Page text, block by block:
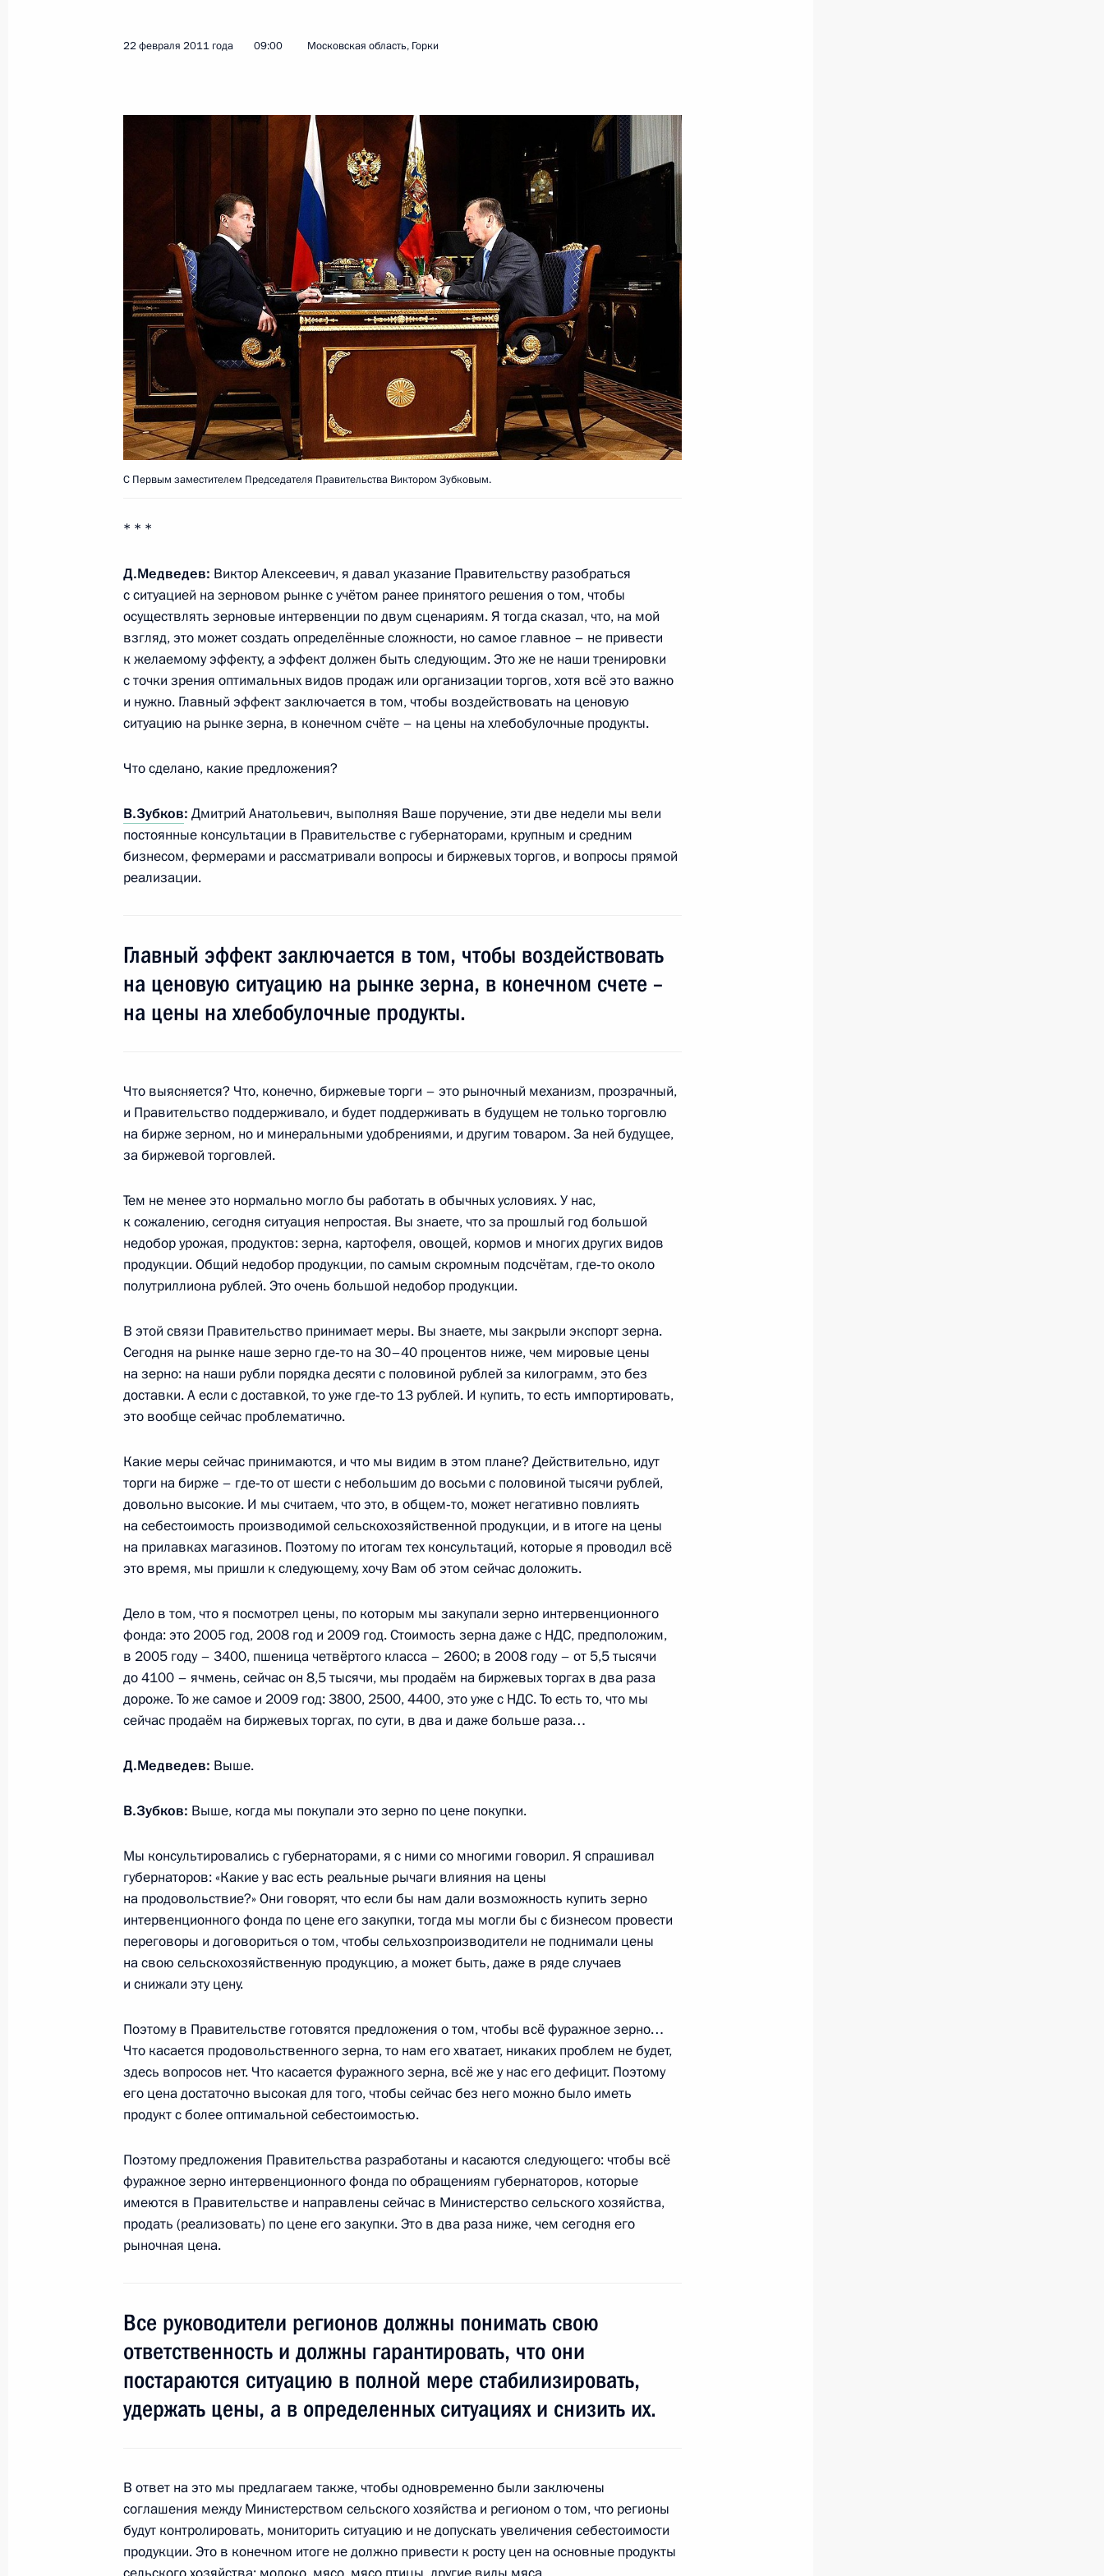
23 февраля 2011 года, среда
Указ о награждении орденом Кутузова 45-го отдельного
гвардейского полка специального назначения Воздушно-
десантных войск
23 февраля 2011 года, 11:30
Президент вручил главам Владивостока, Тихвина и Твери
грамоты о присвоении звания «Город воинской славы»
23 февраля 2011 года, 11:00 Москва, Кремль
6
22 февраля 2011 года, вторник
22 февраля 2011 года, 20:30
Дмитрий Медведев провёл во Владикавказе заседание
Национального антитеррористического комитета
22 февраля 2011 года, 16:00 Владикавказ
10
22 февраля 2011 года, 11:00
Рабочая встреча с Первым заместителем Председателя
21 февраля 2011 года, понедельник
Президент поручил детально проработать возможности
21 февраля 2011 года, 18:45
Дмитрий Медведев передал Звезду Героя России родителям
21 февраля 2011 года, 18:00 Москва, Кремль
В Кремле вручены государственные награды Российской
Федерации
21 февраля 2011 года, 17:30 Москва, Кремль
Дмитрий Медведев освободил от должности замдиректора ФСБ
Вячеслава Ушакова
Координационное совещание руководителей
правоохранительных органов
21 февраля 2011 года, 16:00 Москва
3
21 февраля 2011 года, 14:30
Дмитрий Медведев встретится с Президентом Армении Сержем
Саргсяном
21 февраля 2011 года, 12:00
Встреча с руководителями парламентских партий
19 февраля 2011 года, 16:00 Сочи
4
«Единая Россия» представила Президенту кандидатуры
на должности глав Чеченской Республики и Ульяновской области
19 февраля 2011 года, 15:30 Сочи
Оперативное совещание с членами Совета Безопасности
18 февраля 2011 года, 16:00 Сочи
Показать предыдущие материалы
Встреча с военнослужащими Военно-Морского Флота
22 февраля 2011 года 09:00 Московская область, Горки
С Первым заместителем Председателя Правительства Виктором Зубковым.
* * *
Д.Медведев: Виктор Алексеевич, я давал указание Правительству разобраться
с ситуацией на зерновом рынке с учётом ранее принятого решения о том, чтобы
осуществлять зерновые интервенции по двум сценариям. Я тогда сказал, что, на мой
взгляд, это может создать определённые сложности, но самое главное – не привести
к желаемому эффекту, а эффект должен быть следующим. Это же не наши тренировки
с точки зрения оптимальных видов продаж или организации торгов, хотя всё это важно
и нужно. Главный эффект заключается в том, чтобы воздействовать на ценовую
ситуацию на рынке зерна, в конечном счёте – на цены на хлебобулочные продукты.
Что сделано, какие предложения?
В.Зубков: Дмитрий Анатольевич, выполняя Ваше поручение, эти две недели мы вели
постоянные консультации в Правительстве с губернаторами, крупным и средним
бизнесом, фермерами и рассматривали вопросы и биржевых торгов, и вопросы прямой
реализации.
Главный эффект заключается в том, чтобы воздействовать
на ценовую ситуацию на рынке зерна, в конечном счете –
на цены на хлебобулочные продукты.
Что выясняется? Что, конечно, биржевые торги – это рыночный механизм, прозрачный,
и Правительство поддерживало, и будет поддерживать в будущем не только торговлю
на бирже зерном, но и минеральными удобрениями, и другим товаром. За ней будущее,
за биржевой торговлей.
Тем не менее это нормально могло бы работать в обычных условиях. У нас,
к сожалению, сегодня ситуация непростая. Вы знаете, что за прошлый год большой
недобор урожая, продуктов: зерна, картофеля, овощей, кормов и многих других видов
продукции. Общий недобор продукции, по самым скромным подсчётам, где‑то около
полутриллиона рублей. Это очень большой недобор продукции.
В этой связи Правительство принимает меры. Вы знаете, мы закрыли экспорт зерна.
Сегодня на рынке наше зерно где‑то на 30–40 процентов ниже, чем мировые цены
на зерно: на наши рубли порядка десяти с половиной рублей за килограмм, это без
доставки. А если с доставкой, то уже где‑то 13 рублей. И купить, то есть импортировать,
это вообще сейчас проблематично.
Какие меры сейчас принимаются, и что мы видим в этом плане? Действительно, идут
торги на бирже – где‑то от шести с небольшим до восьми с половиной тысячи рублей,
довольно высокие. И мы считаем, что это, в общем‑то, может негативно повлиять
на себестоимость производимой сельскохозяйственной продукции, и в итоге на цены
на прилавках магазинов. Поэтому по итогам тех консультаций, которые я проводил всё
это время, мы пришли к следующему, хочу Вам об этом сейчас доложить.
Дело в том, что я посмотрел цены, по которым мы закупали зерно интервенционного
фонда: это 2005 год, 2008 год и 2009 год. Стоимость зерна даже с НДС, предположим,
в 2005 году – 3400, пшеница четвёртого класса – 2600; в 2008 году – от 5,5 тысячи
до 4100 – ячмень, сейчас он 8,5 тысячи, мы продаём на биржевых торгах в два раза
дороже. То же самое и 2009 год: 3800, 2500, 4400, это уже с НДС. То есть то, что мы
сейчас продаём на биржевых торгах, по сути, в два и даже больше раза…
Д.Медведев: Выше.
В.Зубков: Выше, когда мы покупали это зерно по цене покупки.
Мы консультировались с губернаторами, я с ними со многими говорил. Я спрашивал
губернаторов: «Какие у вас есть реальные рычаги влияния на цены
на продовольствие?» Они говорят, что если бы нам дали возможность купить зерно
интервенционного фонда по цене его закупки, тогда мы могли бы с бизнесом провести
переговоры и договориться о том, чтобы сельхозпроизводители не поднимали цены
на свою сельскохозяйственную продукцию, а может быть, даже в ряде случаев
и снижали эту цену.
Поэтому в Правительстве готовятся предложения о том, чтобы всё фуражное зерно…
Что касается продовольственного зерна, то нам его хватает, никаких проблем не будет,
здесь вопросов нет. Что касается фуражного зерна, всё же у нас его дефицит. Поэтому
его цена достаточно высокая для того, чтобы сейчас без него можно было иметь
продукт с более оптимальной себестоимостью.
Поэтому предложения Правительства разработаны и касаются следующего: чтобы всё
фуражное зерно интервенционного фонда по обращениям губернаторов, которые
имеются в Правительстве и направлены сейчас в Министерство сельского хозяйства,
продать (реализовать) по цене его закупки. Это в два раза ниже, чем сегодня его
рыночная цена.
Все руководители регионов должны понимать свою
ответственность и должны гарантировать, что они
постараются ситуацию в полной мере стабилизировать,
удержать цены, а в определенных ситуациях и снизить их.
В ответ на это мы предлагаем также, чтобы одновременно были заключены
соглашения между Министерством сельского хозяйства и регионом о том, что регионы
будут контролировать, мониторить ситуацию и не допускать увеличения себестоимости
продукции. Это в конечном итоге не должно привести к росту цен на основные продукты